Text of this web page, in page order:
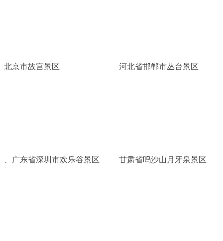
北京市故宫景区 河北省邯郸市丛台景区
、广东省深圳市欢乐谷景区 甘肃省呜沙山月牙泉景区